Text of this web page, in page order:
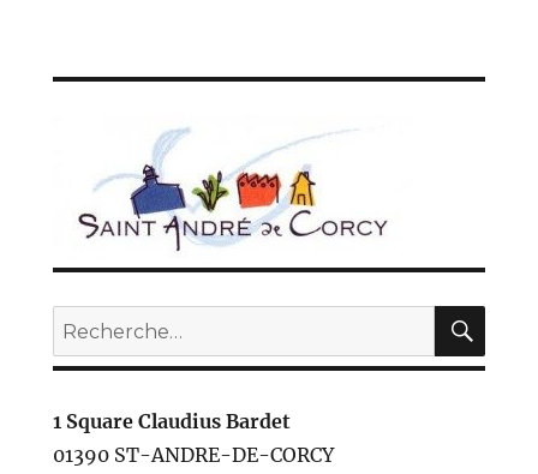
Recherche
pour :
1 Square Claudius Bardet
01390 ST-ANDRE-DE-CORCY